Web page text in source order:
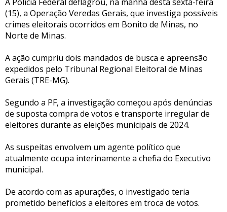
(15), a Operação Veredas Gerais, que investiga possíveis
crimes eleitorais ocorridos em Bonito de Minas, no
Norte de Minas.
A ação cumpriu dois mandados de busca e apreensão
expedidos pelo Tribunal Regional Eleitoral de Minas
Gerais (TRE-MG).
Segundo a PF, a investigação começou após denúncias
de suposta compra de votos e transporte irregular de
eleitores durante as eleições municipais de 2024.
As suspeitas envolvem um agente político que
atualmente ocupa interinamente a chefia do Executivo
municipal.
De acordo com as apurações, o investigado teria
prometido benefícios a eleitores em troca de votos.